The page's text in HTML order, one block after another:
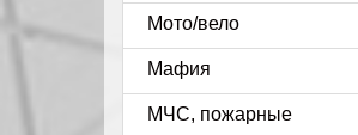
Мото/вело
Мафия
МЧС, пожарные